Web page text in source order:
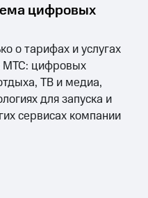
цифровых
о тарифах и услугах
МТС: цифровых
ТВ и медиа,
для запуска и
сервисах компании